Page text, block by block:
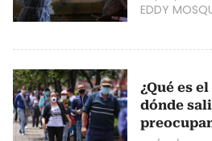
EDDY
¿Qué es
dónde